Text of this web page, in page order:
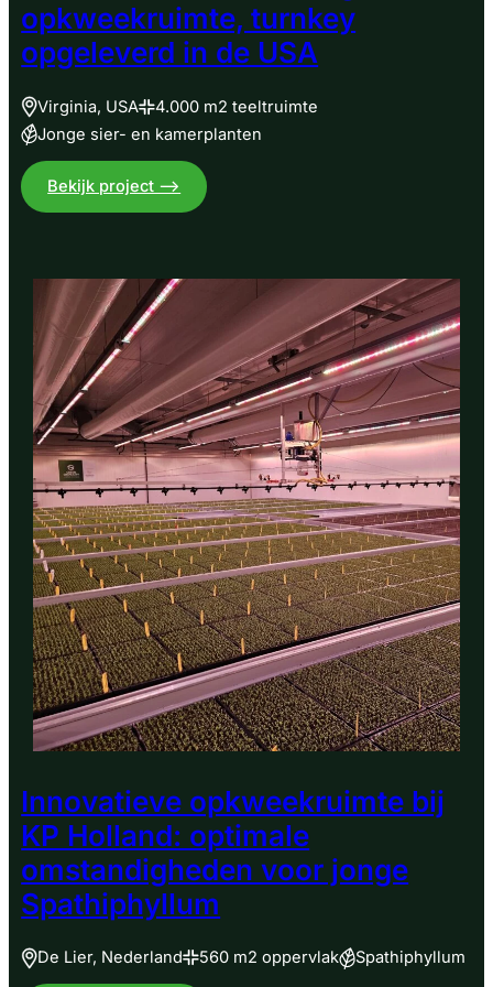
opkweekruimte, turnkey
opgeleverd in de USA
Virginia, USA
4.000 m2 teeltruimte
Jonge sier- en kamerplanten
Bekijk project –>
Geavanceerde
opgeleverd
de
USA
Innovatieve opkweekruimte bij
KP Holland: optimale
omstandigheden voor jonge
Spathiphyllum
De Lier, Nederland 560 m2 oppervlak Spathiphyllum